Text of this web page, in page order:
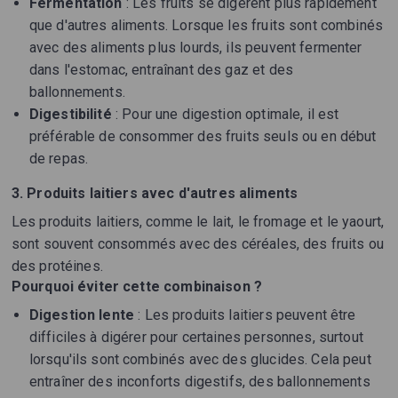
que d'autres aliments. Lorsque les fruits sont combinés
avec des aliments plus lourds, ils peuvent fermenter
dans l'estomac, entraînant des gaz et des
ballonnements.
Digestibilité : Pour une digestion optimale, il est
préférable de consommer des fruits seuls ou en début
de repas.
3. Produits laitiers avec d'autres aliments
Les produits laitiers, comme le lait, le fromage et le yaourt,
sont souvent consommés avec des céréales, des fruits ou
des protéines.
Pourquoi éviter cette combinaison ?
Digestion lente : Les produits laitiers peuvent être
difficiles à digérer pour certaines personnes, surtout
lorsqu'ils sont combinés avec des glucides. Cela peut
entraîner des inconforts digestifs, des ballonnements